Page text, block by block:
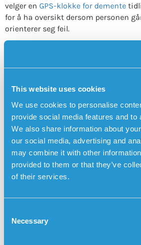
This website uses cookies
We use cookies to personalise
provide social media features and to
We also share information about
our social media, advertising and
may combine it with other
provided to them or that they’ve
of their services.
Necessary
velger en GPS-klokke for demente
for å ha oversikt dersom personen
orienterer seg feil.
Les mer om
posisjonering,
demens
Sensorems
er et
hjelpemiddel særskilt utviklet for
demenssjukdom. Trygghetsalarmen
har innebygd GPS-posisjonering slik
brukerens posisjon på et kart i
Pårørende blir automatisk oppringt
som
gir fra seg lyd og sier til brukeren at